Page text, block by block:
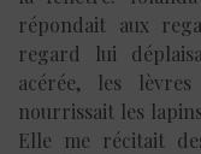
répondait aux
regard lui
acérée, les
nourrissait les
Elle me récitait